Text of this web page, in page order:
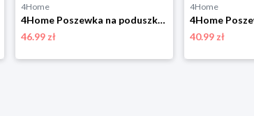
4Home
4Home Poszewka na poduszkę relaksacyjna Mąż zastępczy, beżowa, 50 x 150 cm
46.99 zł
4Home
40.99 zł